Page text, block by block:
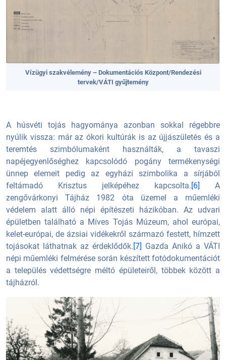
Vízügyi szakvélemény – Dokumentációs Központ/Rendezési
tervek/VÁTI gyűjtemény
A húsvéti tojás hagyománya azonban sokkal régebbre
nyúlik vissza: már az ókori kultúrák is az újjászületés és a
teremtés szimbólumaként használták, a tavaszi
napéjegyenlőséghez kapcsolódó pogány termékenységi
ünnep elemeit pedig az egyházi szimbolika a sírjából
feltámadó Krisztus jelképéhez kapcsolta.[6]
A
zengővárkonyi Tájház 1982 óta üzemel a műemléki
védelem alatt álló népi építészeti házikóban. Az udvari
épületben található a Míves Tojás Múzeum, ahol európai,
kelet-európai, de ázsiai vidékekről származó festett, hímzett
tojásokat láthatnak az érdeklődők.[7] Gazda Anikó a VÁTI
népi műemléki felmérése során készített fotódokumentációt
a település védettségre méltó épületeiről, többek között a
tájházról.